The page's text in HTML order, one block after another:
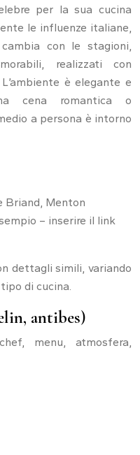
per la sua cucina
le influenze italiane,
con le stagioni,
realizzati con
è elegante e
cena romantica o
a persona è intorno
Briand, Menton
– inserire il link
dettagli simili, variando
di cucina.
antibes)
menu, atmosfera,